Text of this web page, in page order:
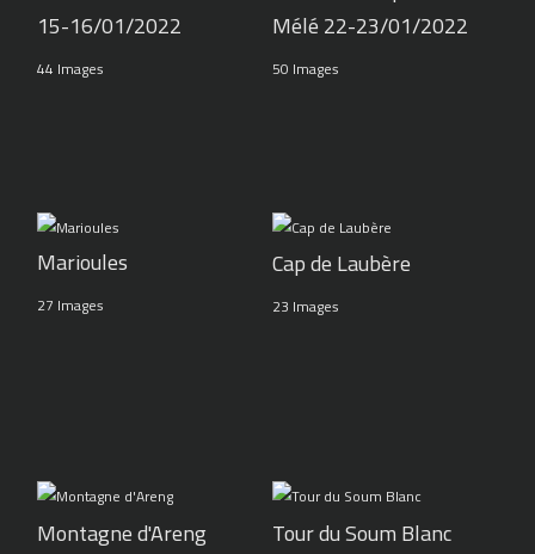
15-16/01/2022
44 Images
Mélé 22-23/01/2022
50 Images
Marioules
27 Images
Cap de Laubère
23 Images
Montagne d'Areng Tour du Soum Blanc